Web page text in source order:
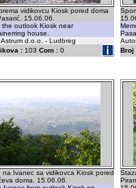
vidikovcu Kiosk pored doma
15.06.06.
the outlook Kiosk near
house.
d.o.o. - Ludbreg
:103 Com :0
Broj
na Ivanec sa vidikovca Kiosk pored
doma. 15.06.06.